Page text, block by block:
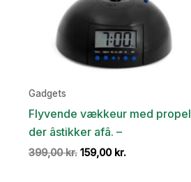
Gadgets
Flyvende vækkeur med propel
der âstikker afâ. –
399,00kr. Den
159,00 kr.